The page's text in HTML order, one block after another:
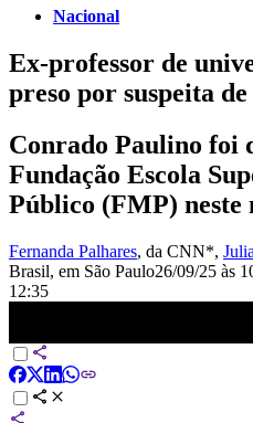
Nacional
Ex-professor de
preso por suspeita
Conrado Paulino foi
Fundação Escola
Público (FMP) neste
Fernanda Palhares, da CNN*,
Brasil, em São Paulo26/09/25 às
12:35